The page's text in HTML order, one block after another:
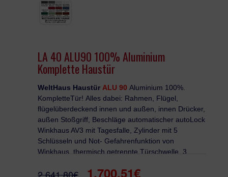
LAGER FENSTER
LA 40 ALU90 100% Aluminium
Komplette Haustür
WeltHaus Haustür ALU 90 Aluminium 100%.
KompletteTür! Alles dabei: Rahmen, Flügel,
flügelüberdeckend innen und außen, innen Drücker,
außen Stoßgriff, Beschläge automatischer autoLock
Winkhaus AV3 mit Tagesfalle, Zylinder mit 5
Schlüsseln und Not- Gefahrenfunktion von
Winkhaus, thermisch getrennte Türschwelle, 3
1,700.51€